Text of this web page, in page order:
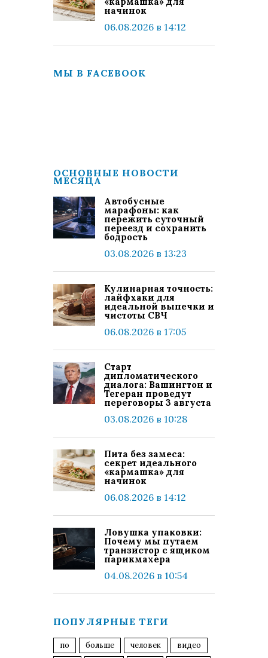
начинок
06.08.2026 в 14:12
МЫ В FACEBOOK
ОСНОВНЫЕ НОВОСТИ
МЕСЯЦА
Автобусные
марафоны: как
пережить суточный
переезд и сохранить
бодрость
03.08.2026 в 13:23
Кулинарная точность:
лайфхаки для
идеальной выпечки и
чистоты СВЧ
06.08.2026 в 17:05
Старт
дипломатического
диалога: Вашингтон и
Тегеран проведут
переговоры 3 августа
03.08.2026 в 10:28
Пита без замеса:
секрет идеального
«кармашка» для
начинок
06.08.2026 в 14:12
Ловушка упаковки:
Почему мы путаем
транзистор с ящиком
парикмахера
04.08.2026 в 10:54
ПОПУЛЯРНЫЕ ТЕГИ
по больше человек
видео